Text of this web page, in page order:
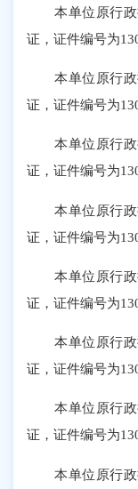
本单位原行
证，证件编号为
本单位原行
证，证件编号为
本单位原行
证，证件编号为
本单位原行
证，证件编号为
本单位原行
证，证件编号为
本单位原行
证，证件编号为
本单位原行
证，证件编号为
本单位原行